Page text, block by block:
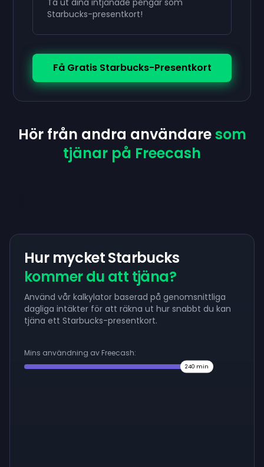
Ta ut dina intjänade pengar som
Starbucks-presentkort!
Få Gratis Starbucks-Presentkort
Hör från andra användaresom
tjänar på Freecash
Hur mycket Starbucks
kommer du att tjäna?
Använd vår kalkylator baserad på genomsnittliga
dagliga intäkter för att räkna ut hur snabbt du kan
tjäna ett Starbucks-presentkort.
Mins användning av Freecash:
240 min